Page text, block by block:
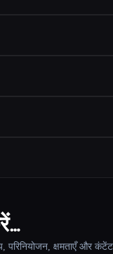
क्षमताएँ और कंटेंट